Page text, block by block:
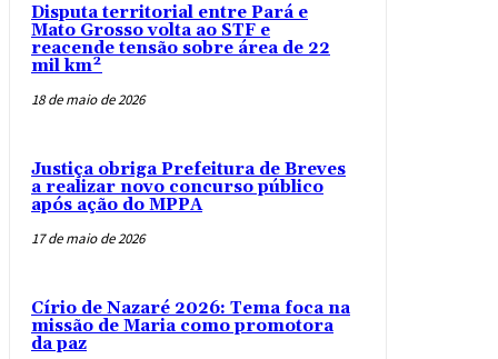
Disputa territorial entre Pará e
Mato Grosso volta ao STF e
reacende tensão sobre área de 22
mil km²
18 de maio de 2026
Justiça obriga Prefeitura de Breves
a realizar novo concurso público
após ação do MPPA
17 de maio de 2026
Círio de Nazaré 2026: Tema foca na
missão de Maria como promotora
da paz